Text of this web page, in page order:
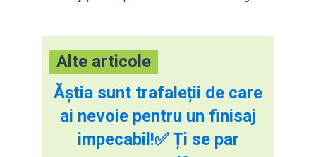
Alte articole
Ăștia sunt trafaleții de care
ai nevoie pentru un finisaj
impecabil!✅ Ți se par